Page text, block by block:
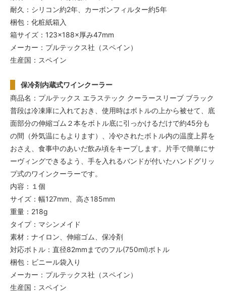
耐久：シリコン約2年、カーボンフィルター約5年
梱包：化粧紙箱入
箱サイズ：123×188×厚み47mm
メーカー：プルテックス社（スペイン）
生産国：スペイン
保冷剤内蔵式ワインクーラー
商品名：プルテックス エラステック クーラースリーブ ブラック
普段は冷凍庫に入れておき、使用時はボトルの上から被せて、底
面部分の伸縮ゴム２本をボトル底に引っかけるだけで約45分も
の間（外気温にもよります）、冷やされたボトル内の温度上昇を
おさえ、食事中のあいだ飲み頃をキープします。片手で簡単にサ
ーヴィングできるよう、手を入れるバンドが付いたハンドグリッ
プ式のワインクーラーです。
内容：１個
サイズ：幅127mm、高さ185mm
重量：218g
タイプ：マシンメイド
素材：ナイロン、伸縮ゴム、保冷剤
対応ボトル：直径82mmまでのフル(750ml)ボトル
梱包：ビニール袋入り
メーカー：プルテックス社（スペイン）
生産国：スペイン